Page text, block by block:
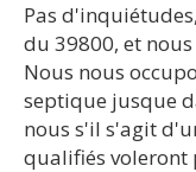
Pas
du 39800, et
Nous nous
septique jusque
nous s'il s'agit
qualifiés voleront